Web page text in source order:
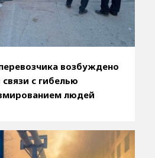
возбуждено
с гибелью
людей